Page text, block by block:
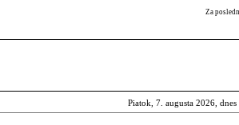
Za
Piatok, 7. augusta 2026,